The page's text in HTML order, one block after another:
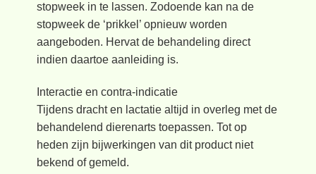
stopweek in te lassen. Zodoende kan na de
stopweek de ‘prikkel’ opnieuw worden
aangeboden. Hervat de behandeling direct
indien daartoe aanleiding is.
Interactie en contra-indicatie
Tijdens dracht en lactatie altijd in overleg met de
behandelend dierenarts toepassen. Tot op
heden zijn bijwerkingen van dit product niet
bekend of gemeld.